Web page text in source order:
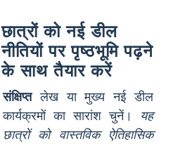
छात्रों को नई डील
नीतियों पर पृष्ठभूमि पढ़ने
के साथ तैयार करें
संक्षिप्तलेख या मुख्य नई डील
कार्यक्रमों का सारांश चुनें। यह
छात्रों को वास्तविक ऐतिहासिक